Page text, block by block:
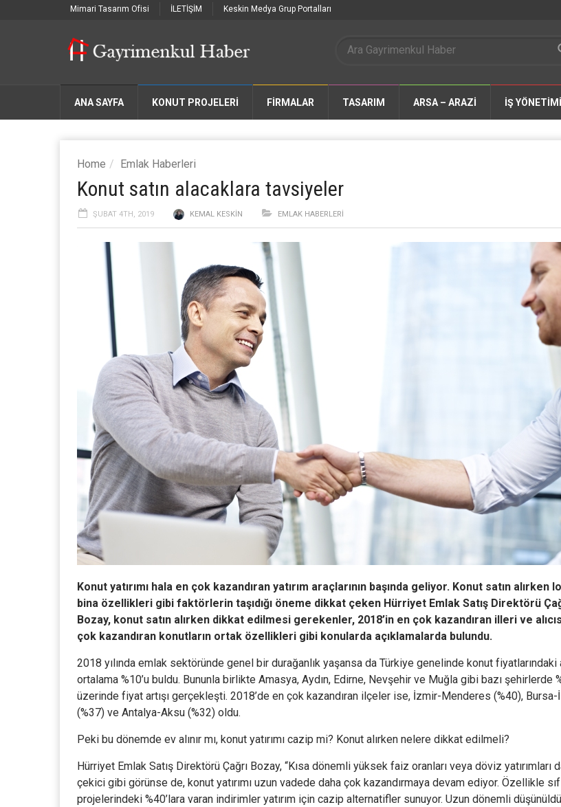
Mimari Tasarım Ofisi İLETİŞİM Keskin Medya Grup Portalları
ANA SAYFA KONUT PROJELERİ FIRMALAR TASARIM ARSA – ARAZİ İŞ YÖNETİMİ
Home Emlak Haberleri
Konut satın alacaklara tavsiyeler
ŞUBAT 4TH, 2019 KEMAL KESKIN EMLAK HABERLERI
Konut yatırımı hala en çok kazandıran yatırım araçlarının başında geliyor. Konut satın alırken
bina özellikleri gibi faktörlerin taşıdığı öneme dikkat çeken Hürriyet Emlak Satış Direktörü
Bozay, konut satın alırken dikkat edilmesi gerekenler, 2018’in en çok kazandıran illeri ve
çok kazandıran konutların ortak özellikleri gibi konularda açıklamalarda bulundu.
2018 yılında emlak sektöründe genel bir durağanlık yaşansa da Türkiye genelinde konut fiyatlarındaki
ortalama %10’u buldu. Bununla birlikte Amasya, Aydın, Edirne, Nevşehir ve Muğla gibi bazı şehirlerde
üzerinde fiyat artışı gerçekleşti. 2018’de en çok kazandıran ilçeler ise, İzmir-Menderes (%40),
(%37) ve Antalya-Aksu (%32) oldu.
Peki bu dönemde ev alınır mı, konut yatırımı cazip mi? Konut alırken nelere dikkat edilmeli?
Hürriyet Emlak Satış Direktörü Çağrı Bozay, “Kısa dönemli yüksek faiz oranları veya döviz yatırımları
çekici gibi görünse de, konut yatırımı uzun vadede daha çok kazandırmaya devam ediyor. Özellikle
projelerindeki %40’lara varan indirimler yatırım için cazip alternatifler sunuyor. Uzun dönemli